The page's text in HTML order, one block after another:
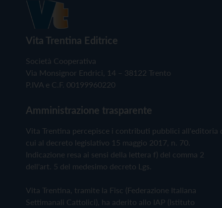
Vita Trentina Editrice
Società Cooperativa
Via Monsignor Endrici, 14 – 38122 Trento
P.IVA e C.F. 00199960220
Amministrazione trasparente
Vita Trentina percepisce i contributi pubblici all'editoria
cui al decreto legislativo 15 maggio 2017, n. 70.
Indicazione resa ai sensi della lettera f) del comma 2
dell'art. 5 del medesimo decreto Lgs.
Vita Trentina, tramite la Fisc (Federazione Italiana
Settimanali Cattolici), ha aderito allo IAP (Istituto